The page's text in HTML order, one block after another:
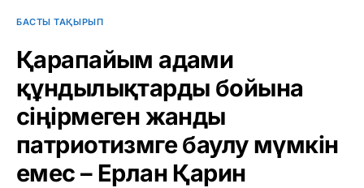
БАСТЫ ТАҚЫРЫП
Қарапайым адами
құндылықтарды бойына
сіңірмеген жанды
патриотизмге баулу мүмкін
емес – Ерлан Қарин